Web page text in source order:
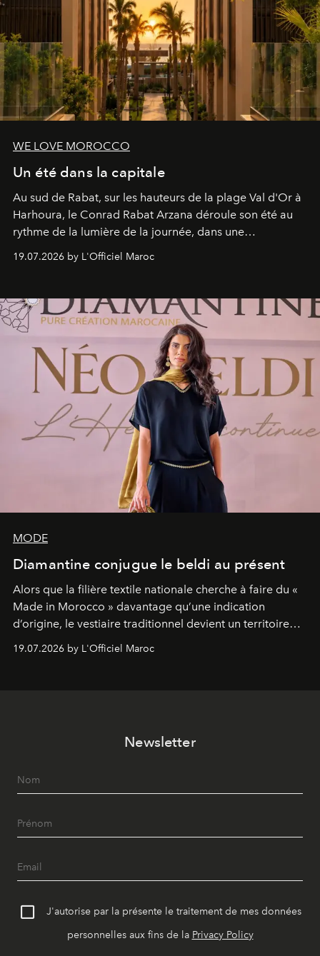
WE LOVE MOROCCO
Un été dans la capitale
Au sud de Rabat, sur les hauteurs de la plage Val d'Or à
Harhoura, le Conrad Rabat Arzana déroule son été au
rythme de la lumière de la journée, dans une
programmation pensée comme une succession de
rendez-vous avec l’océan.
19.07.2026 by L'Officiel Maroc
MODE
Diamantine conjugue le beldi au présent
Alors que la filière textile nationale cherche à faire du «
Made in Morocco » davantage qu’une indication
d’origine, le vestiaire traditionnel devient un territoire
d’expérimentation. Avec Néo Beldi, Diamantine en
révise les proportions et les usages pour l’inscrire dans
19.07.2026 by L'Officiel Maroc
Newsletter
J'autorise par la présente le traitement de mes données
personnelles aux fins de la Privacy Policy